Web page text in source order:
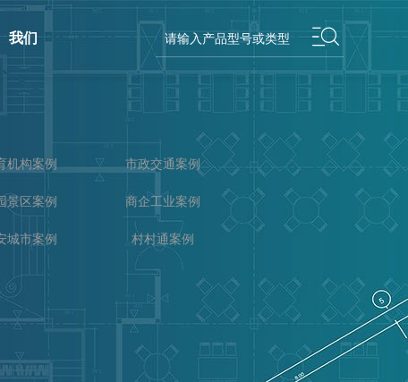
我们
机构案例 市政交通案例
景区案例 商企工业案例
城市案例 村村通案例